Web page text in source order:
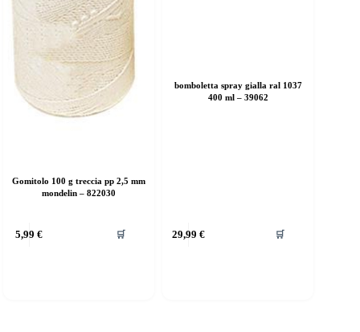
Gomitolo 100 g treccia pp 2,5 mm
mondelin – 822030
5,99€ 🛒
bomboletta spray gialla ral 1037
400 ml – 39062
29,99 € 🛒